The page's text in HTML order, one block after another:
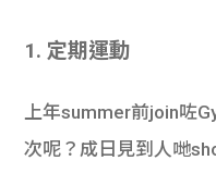
1. 定期運動
上年summer前join咗
次呢？成日見到人哋